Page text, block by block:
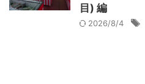
目) 編
2026/8/4